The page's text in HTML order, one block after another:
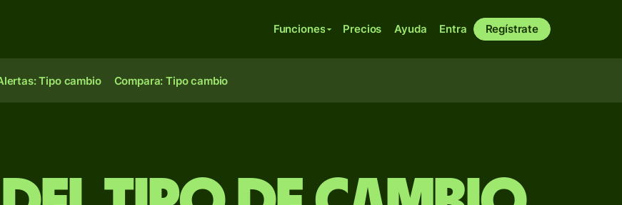
Funciones Precios Ayuda Entra Regístrate
Tipo cambio Compara: Tipo cambio